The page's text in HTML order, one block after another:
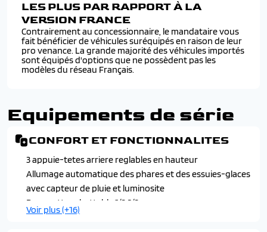
LES PLUS PAR RAPPORT À LA
VERSION FRANCE
Contrairement au concessionnaire, le mandataire vous
fait bénéficier de véhicules suréquipés en raison de leur
pro venance. La grande majorité des véhicules importés
sont équipés d'options que ne possèdent pas les
modèles du réseau Français.
Equipements de série
CONFORT ET FONCTIONNALITES
3 appuie-tetes arriere reglables en hauteur
Allumage automatique des phares et des essuies-glaces
avec capteur de pluie et luminosite
Banquette rabattable 1/3 2/3
Carte renault d'acces et demarrage mans-libres
Voir plus (+16)